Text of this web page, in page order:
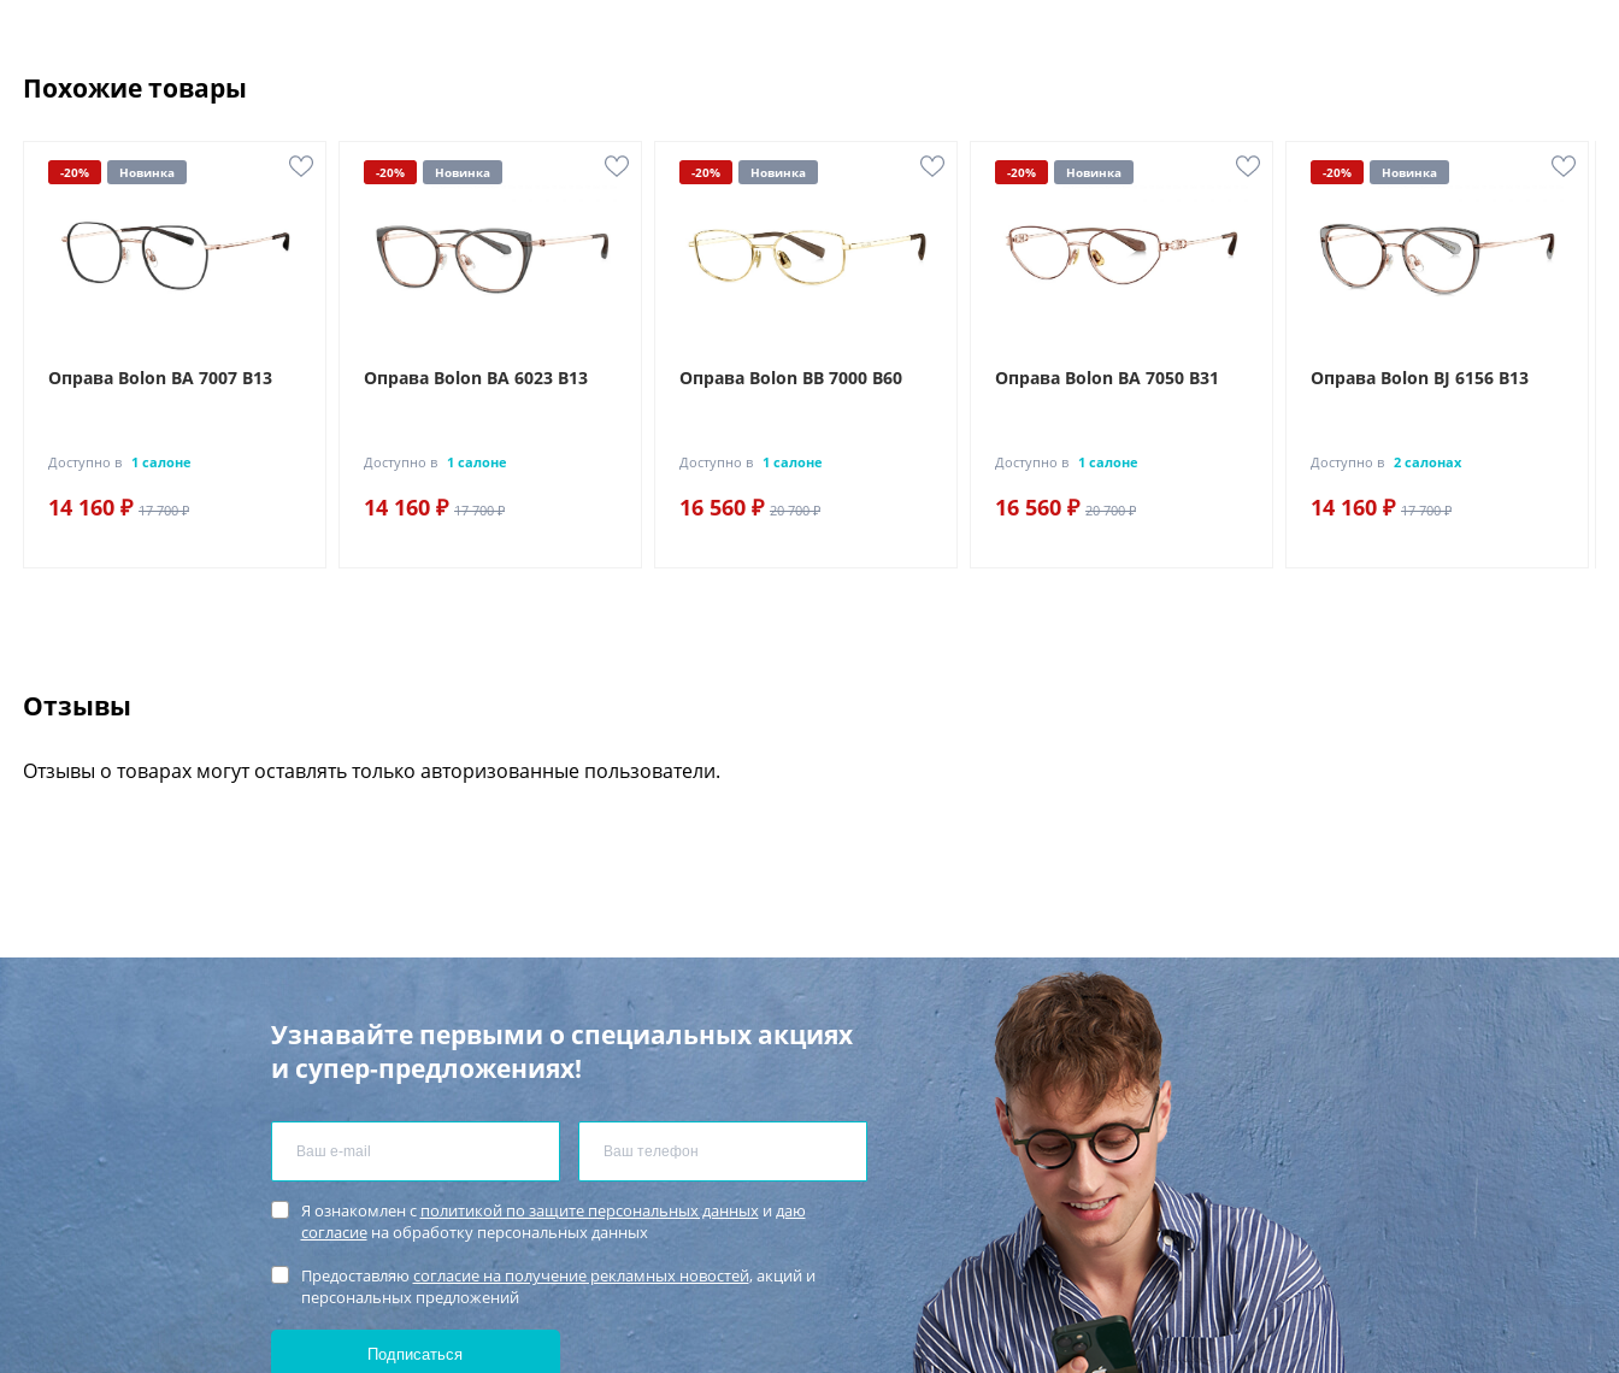
Похожие товары
-20% Новинка
Оправа Bolon BA 7007 B13
Доступно в 1 салоне
14 160 ₽ 17 700 ₽
-20% Новинка
Оправа Bolon BA 6023 B13
Доступно в 1 салоне
14 160 ₽ 17 700 ₽
-20% Новинка
Оправа Bolon BB 7000 B60
Доступно в 1 салоне
16 560 ₽ 20 700 ₽
-20% Новинка
Оправа Bolon BA 7050 B31
Доступно в 1 салоне
16 560 ₽ 20 700 ₽
-20% Новинка
Оправа Bolon BJ 6156 B13
Доступно в 2 салонах
14 160 ₽ 17 700 ₽
Отзывы
Отзывы о товарах могут оставлять только авторизованные пользователи.
Узнавайте первыми о специальных акциях
и супер-предложениях!
Я ознакомлен с политикой по защите персональных данных и даю
согласиена обработку персональных данных
Предоставляю согласие на получение рекламных новостей, акций и
персональных предложений